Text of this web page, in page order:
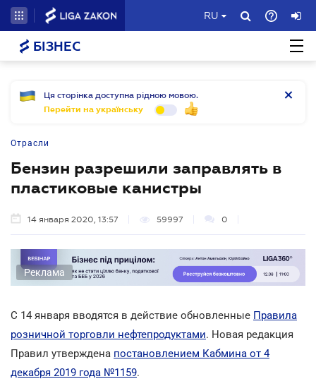
RU
БІЗНЕС
Ця сторінка доступна рідною мовою.
Перейти на українську
Отрасли
Бензин разрешили заправлять в
пластиковые канистры
14 января 2020, 13:57 59997 0
Реклама
C 14 января вводятся в действие обновленные Правила
розничной торговли нефтепродуктами. Новая редакция
Правил утверждена постановлением Кабмина от 4
декабря 2019 года №1159.